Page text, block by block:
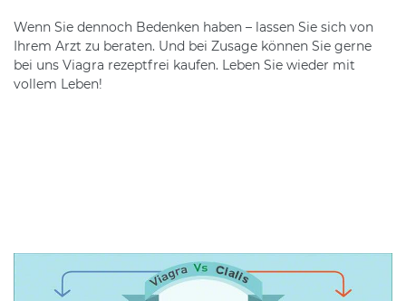
Wenn Sie dennoch Bedenken haben – lassen Sie sich von
Ihrem Arzt zu beraten. Und bei Zusage können Sie gerne
bei uns Viagra rezeptfrei kaufen. Leben Sie wieder mit
vollem Leben!